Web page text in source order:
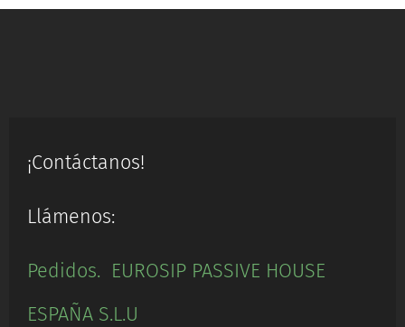
¡Contáctanos!
Llámenos:
Pedidos. EUROSIP PASSIVE HOUSE
ESPAÑA S.L.U